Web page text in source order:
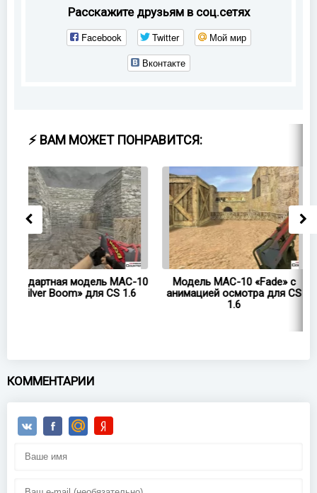
Расскажите друзьям в соц.сетях
Facebook Twitter
Мой мир
Вконтакте
⚡ ВАМ МОЖЕТ ПОНРАВИТСЯ:
Модель MAC-10 «Fade» с
анимацией осмотра для CS
Модель HD MAC-10
«Wasteland Rebel» для
КОММЕНТАРИИ